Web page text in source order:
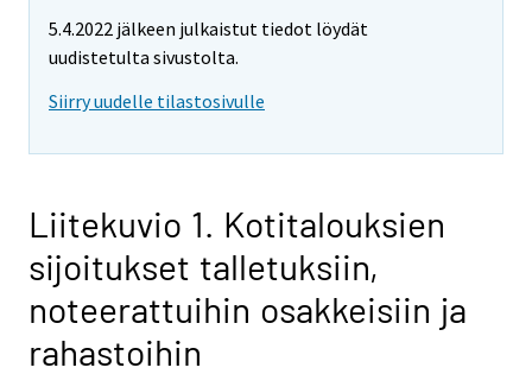
5.4.2022 jälkeen julkaistut tiedot löydät
uudistetulta sivustolta.
Siirry uudelle tilastosivulle
Liitekuvio 1. Kotitalouksien
sijoitukset talletuksiin,
noteerattuihin osakkeisiin ja
rahastoihin